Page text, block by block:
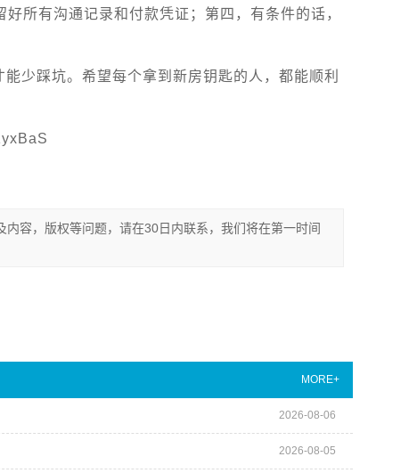
所有沟通记录和付款凭证；第四，有条件的话，
少踩坑。希望每个拿到新房钥匙的人，都能顺利
容，版权等问题，请在30日内联系，我们将在第一时间
MORE+
2026-08-06
2026-08-05